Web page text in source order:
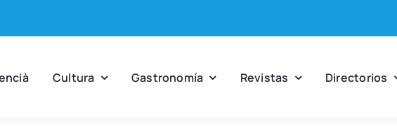
Cul­tu­ra Gas­tro­no­mía Revis­tas Direc­to­rios